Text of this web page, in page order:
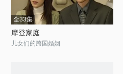
全33集
摩登家庭
儿女们的跨国婚姻